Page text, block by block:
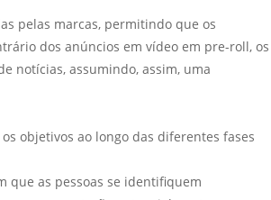
pelas marcas, permitindo que os
dos anúncios em vídeo em pre-roll, os
notícias, assumindo, assim, uma
objetivos ao longo das diferentes fases
que as pessoas se identifiquem